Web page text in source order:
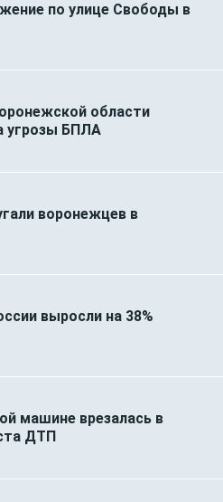
по улице Свободы в
области
угрозы БПЛА
воронежцев в
выросли на 38%
машине врезалась в
ДТП